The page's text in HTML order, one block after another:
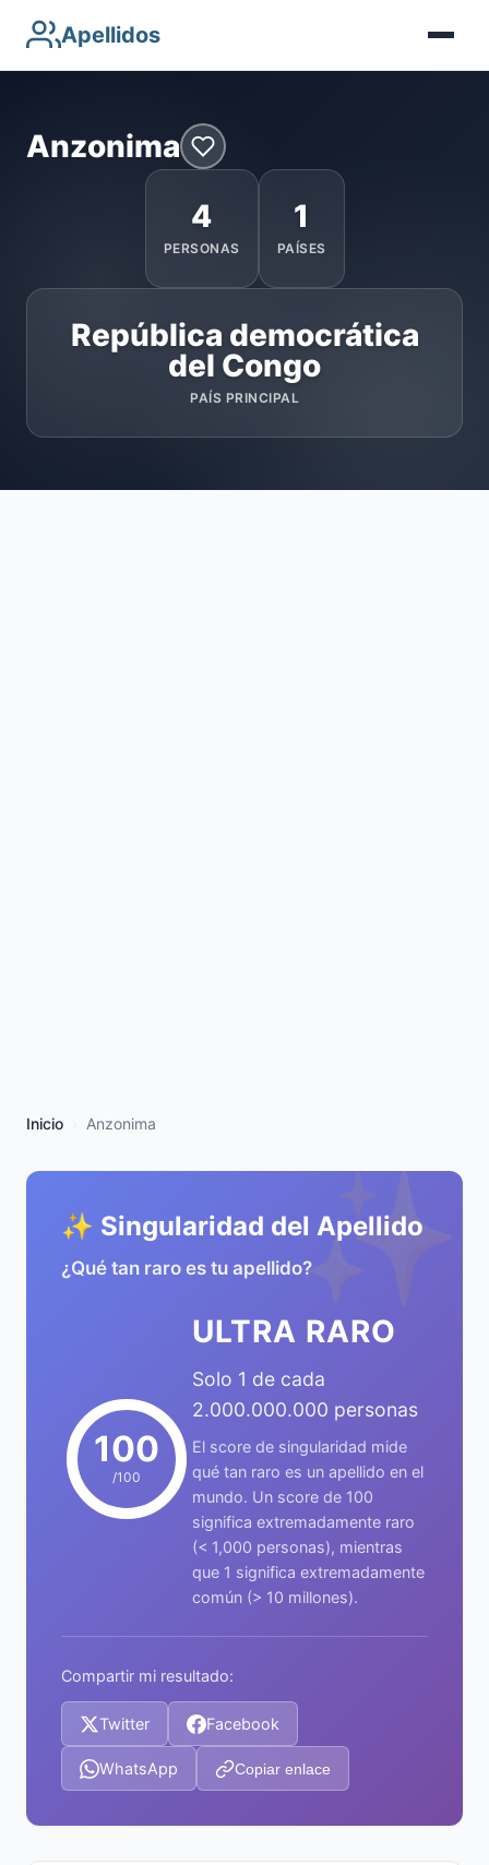
Apellidos
Anzonima
4
PERSONAS
1
PAÍSES
República democrática
del Congo
PAÍS PRINCIPAL
Inicio Anzonima
✨
✨ Singularidad del Apellido
¿Qué tan raro es tu apellido?
100
/100
ULTRA RARO
Solo 1 de cada
2.000.000.000 personas
El score de singularidad mide
qué tan raro es un apellido en el
mundo. Un score de 100
significa extremadamente raro
(< 1,000 personas), mientras
que 1 significa extremadamente
común (> 10 millones).
Compartir mi resultado:
Twitter Facebook
WhatsApp Copiar enlace